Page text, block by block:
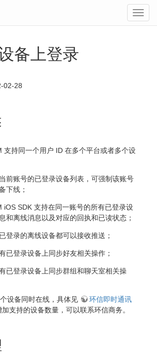
备上登录
02-28
支持同一个用户 ID 在多个平台或者多个设
前账号的已登录设备列表，可强制该账号
下线；
iOS SDK 支持在同一账号的所有已登录设
和离线消息以及对应的回执和已读状态；
登录的离线设备都可以接收推送；
已登录设备上同步好友相关操作；
已登录设备上同步群组和聊天室相关操
设备同时在线，具体见
环信即时通讯
支持的设备数量，可以联系环信商务。